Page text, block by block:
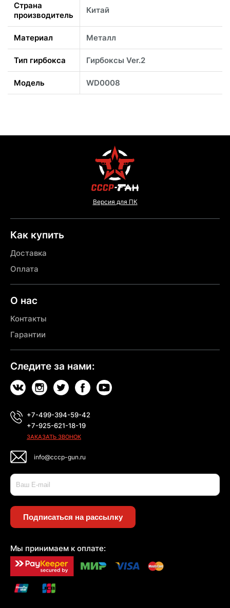
Страна
производитель
Китай
Материал Металл
Тип гирбокса Гирбоксы Ver.2
Модель WD0008
Версия для ПК
Как купить
Доставка
Оплата
О нас
Контакты
Гарантии
Следите за нами:
+7-499-394-59-42
+7-925-621-18-19
ЗАКАЗАТЬ ЗВОНОК
info@cccp-gun.ru
Подписаться на рассылку
Мы принимаем к оплате: